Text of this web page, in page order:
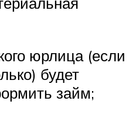
юрлица (если
будет
займ;